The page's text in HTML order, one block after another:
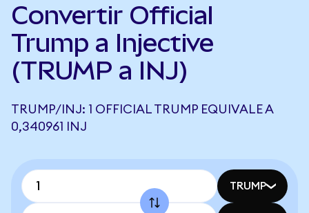
Convertir Official
Trump a Injective
(TRUMP a INJ)
TRUMP/INJ: 1 OFFICIAL TRUMP EQUIVALE A
0,340961 INJ
TRUMP